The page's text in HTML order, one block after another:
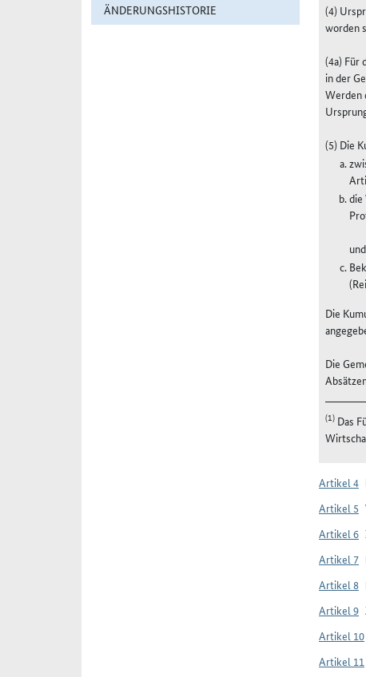
ÄNDERUNGSHISTORIE
(4)
worden
(4a) Für
in der
Werden
(5) Die
die
und
Die
Die
(1) Das
Artikel 4
Artikel 5
Artikel 6
Artikel 7
Artikel 8
Artikel 9
Artikel 10
Artikel 11